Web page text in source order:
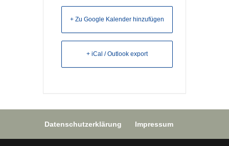
+ Zu Google Kalender hinzufügen
+ iCal / Outlook export
Datenschutzerklärung Impressum